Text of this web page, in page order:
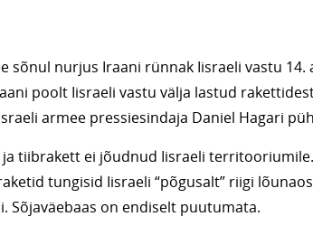
sõnul nurjus Iraani rünnak Iisraeli vastu 14.
poolt Iisraeli vastu välja lastud
armee pressiesindaja Daniel Hagari
tiibrakett ei jõudnud Iisraeli
tungisid Iisraeli “põgusalt” riigi
Sõjaväebaas on endiselt puutumata.